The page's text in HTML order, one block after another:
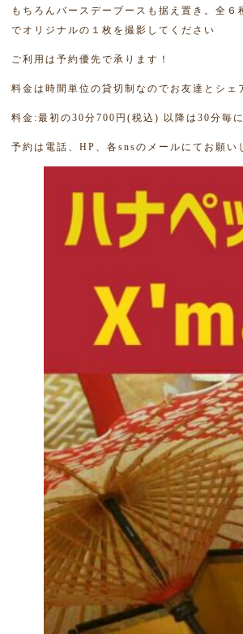
もちろんバースデーブースも据え置き。全６
でオリジナルの１枚を撮影してください
ご利用は予約優先で承ります！
料金は時間単位の貸切制なのでお友達とシェ
料金:最初の30分700円(税込) 以降は30分毎
予約は電話、HP、各snsのメールにてお願い